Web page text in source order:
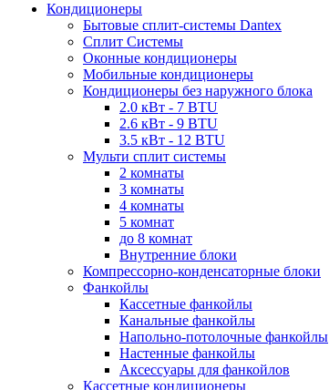
Кондиционеры
Бытовые сплит-системы Dantex
Сплит Системы
Оконные кондиционеры
Мобильные кондиционеры
Кондиционеры без наружного блока
2.0 кВт - 7 BTU
2.6 кВт - 9 BTU
3.5 кВт - 12 BTU
Мульти сплит системы
2 комнаты
3 комнаты
4 комнаты
5 комнат
до 8 комнат
Внутренние блоки
Компрессорно-конденсаторные блоки
Фанкойлы
Кассетные фанкойлы
Канальные фанкойлы
Напольно-потолочные фанкойлы
Настенные фанкойлы
Аксессуары для фанкойлов
Кассетные кондиционеры